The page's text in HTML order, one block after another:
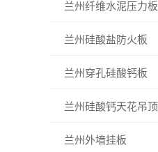
兰州纤维水泥压力板
兰州硅酸盐防火板
兰州穿孔硅酸钙板
兰州硅酸钙天花吊
兰州外墙挂板